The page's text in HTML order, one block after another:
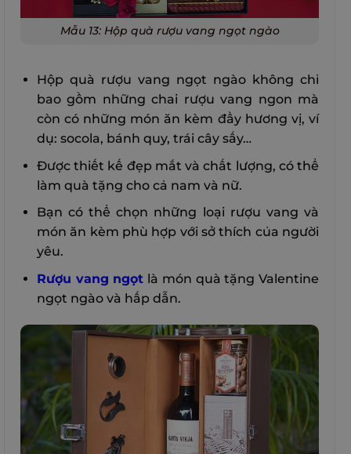
Mẫu 13: Hộp quà rượu vang ngọt ngào
Hộp quà rượu vang ngọt ngào không chỉ
bao gồm những chai rượu vang ngon mà
còn có những món ăn kèm đầy hương vị, ví
dụ: socola, bánh quy, trái cây sấy…
Được thiết kế đẹp mắt và chất lượng, có thể
làm quà tặng cho cả nam và nữ.
Bạn có thể chọn những loại rượu vang và
món ăn kèm phù hợp với sở thích của người
yêu.
Rượu vang ngọt là món quà tặng Valentine
ngọt ngào và hấp dẫn.